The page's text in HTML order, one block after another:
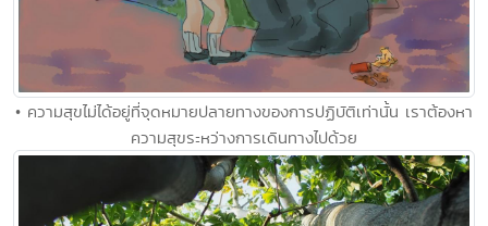
• ความสุขไม่ได้อยู่ที่จุดหมายปลายทางของการปฏิบัติเท่านั้น เราต้องหา
ความสุขระหว่างการเดินทางไปด้วย